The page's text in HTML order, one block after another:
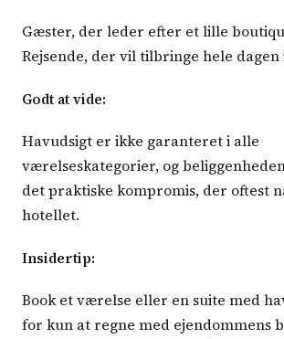
Gæster, der leder efter et lille
Rejsende, der vil tilbringe hele dagen
Godt at vide:
Havudsigt er ikke garanteret i alle
værelseskategorier, og
det praktiske kompromis, der oftest
hotellet.
Insidertip:
Book et værelse eller en suite med
for kun at regne med ejendommens